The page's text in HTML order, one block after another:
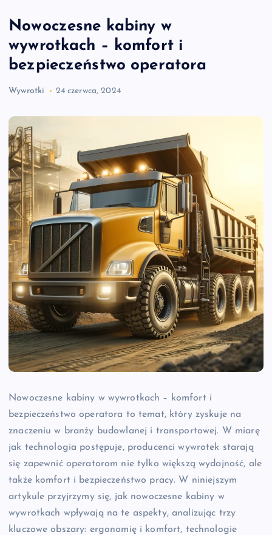
Nowoczesne kabiny w
wywrotkach – komfort i
bezpieczeństwo operatora
Wywrotki 24 czerwca, 2024
Nowoczesne kabiny w wywrotkach – komfort i
bezpieczeństwo operatora to temat, który zyskuje na
znaczeniu w branży budowlanej i transportowej. W miarę
jak technologia postępuje, producenci wywrotek starają
się zapewnić operatorom nie tylko większą wydajność, ale
także komfort i bezpieczeństwo pracy. W niniejszym
artykule przyjrzymy się, jak nowoczesne kabiny w
wywrotkach wpływają na te aspekty, analizując trzy
kluczowe obszary: ergonomię i komfort, technologie